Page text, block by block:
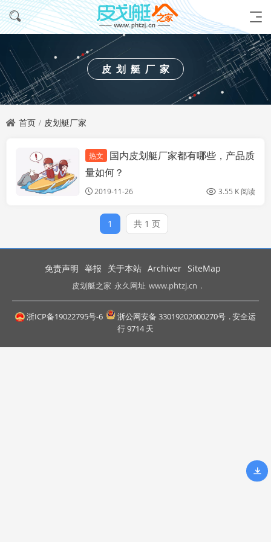
皮划艇厂家
首页 皮划艇厂家
塑料皮划艇厂家
热文
国内皮划艇厂家都有哪些，产品质
量如何？
2019-11-26 3.55 K 阅读
1 共 1 页
免责声明 举报 关于本站 Archiver SiteMap
皮划艇之家 永久网址 www.phtzj.cn .
浙ICP备19022795号-6 浙公网安备 33019202000270号 . 安全运
行9714 天